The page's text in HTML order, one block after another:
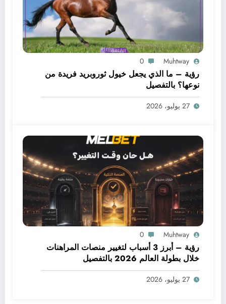
Muhtway
0
رؤية – ما الذي يجعل خيول ثوروبريد فريدة من
نوعها؟ بالتفصيل
27 يوليو، 2026
Muhtway
0
رؤية – أبرز 3 أسباب لتغيير منصات المراهنات
خلال بطولة العالم 2026 بالتفصيل
27 يوليو، 2026